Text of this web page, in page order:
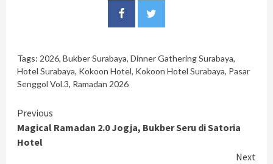
Tags: 2026, Bukber Surabaya, Dinner Gathering Surabaya,
Hotel Surabaya, Kokoon Hotel, Kokoon Hotel Surabaya, Pasar
Senggol Vol.3, Ramadan 2026
Continue
Reading
Previous
Magical Ramadan 2.0 Jogja, Bukber Seru di Satoria
Hotel
Next